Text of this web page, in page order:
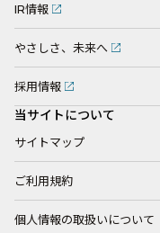
IR情報
やさしさ、未来へ
採用情報
当サイトについて
サイトマップ
ご利用規約
個人情報の取扱いについて